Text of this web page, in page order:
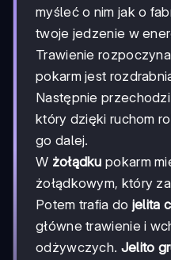
myśleć o nim jak o
twoje jedzenie w
Trawienie
pokarm jest
Następnie
który dzięki ruchom
go dalej.
W żołądku pokarm
żołądkowym, który
Potem trafia do jelita
główne trawienie i
odżywczych. Jelito